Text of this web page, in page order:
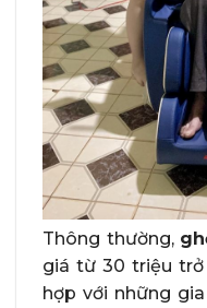
Thông thường,
giá từ 30 triệu trở
hợp với những